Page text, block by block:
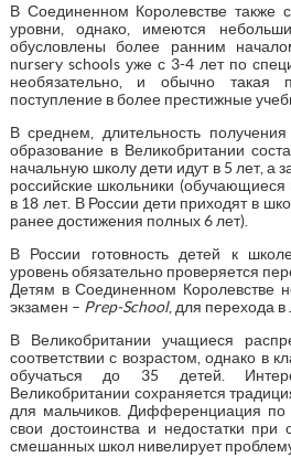
В Соединенном Королевстве также
уровни, однако, имеются
обусловлены более ранним
nursery schools уже с 3-4 лет по
необязательно, и обычно такая
поступление в более престижные
В среднем, длительность получения
образование в Великобритании
начальную школу дети идут в 5 лет, а
российские школьники (обучающиеся
в 18 лет. В России дети приходят в
ранее достижения полных 6 лет).
В России готовность детей к
уровень обязательно проверяется
Детям в Соединенном Королевстве
экзамен – Prep-School, для перехода в
В Великобритании учащиеся
соответствии с возрастом, однако в
обучаться до 35 детей.
Великобритании сохраняется
для мальчиков. Дифференциация по
свои достоинства и недостатки при
смешанных школ нивелирует